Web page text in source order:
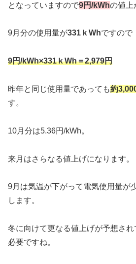
となっていますので9円/kWhの値上
9月分の使用量が331ｋWhですので
9円/kWh×331ｋWh＝2,979円
昨年と同じ使用量であっても約
す。
10月分は5.36円/kWh。
来月はさらなる値上げになります。
9月は気温が下がって電気使用量が
します。
冬に向けて更なる値上げが予想さ
必要ですね。